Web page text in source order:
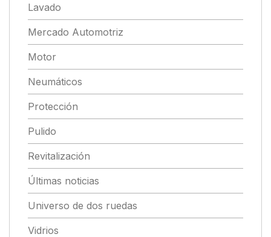
Lavado
Mercado Automotriz
Motor
Neumáticos
Protección
Pulido
Revitalización
Últimas noticias
Universo de dos ruedas
Vidrios